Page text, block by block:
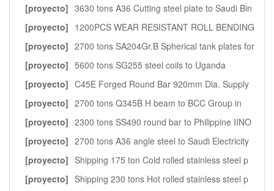
[proyecto] 3630 tons A36 Cutting steel plate to Saudi Bin
[proyecto] 1200PCS WEAR RESISTANT ROLL BENDING
[proyecto] 2700 tons SA204Gr.B Spherical tank plates for
[proyecto] 5600 tons SG255 steel coils to Uganda
[proyecto] C45E Forged Round Bar 920mm Dia. Supply
[proyecto] 2700 tons Q345B H beam to BCC Group in
[proyecto] 2300 tons SS490 round bar to Philippine IINO
[proyecto] 2700 tons A36 angle steel to Saudi Electricity
[proyecto] Shipping 175 ton Cold rolled stainless steel p
[proyecto] Shipping 230 tons Hot rolled stainless steel p